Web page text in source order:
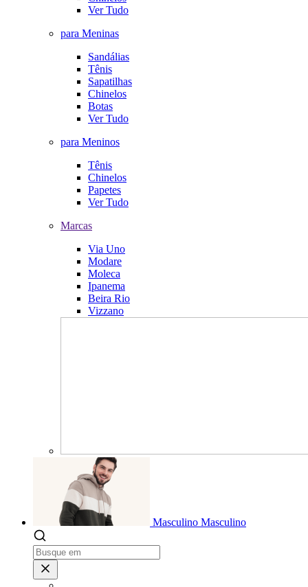
Ver Tudo
para Meninas
Sandálias
Tênis
Sapatilhas
Chinelos
Botas
Ver Tudo
para Meninos
Tênis
Chinelos
Papetes
Ver Tudo
Marcas
Via Uno
Modare
Moleca
Ipanema
Beira Rio
Vizzano
Masculino Masculino